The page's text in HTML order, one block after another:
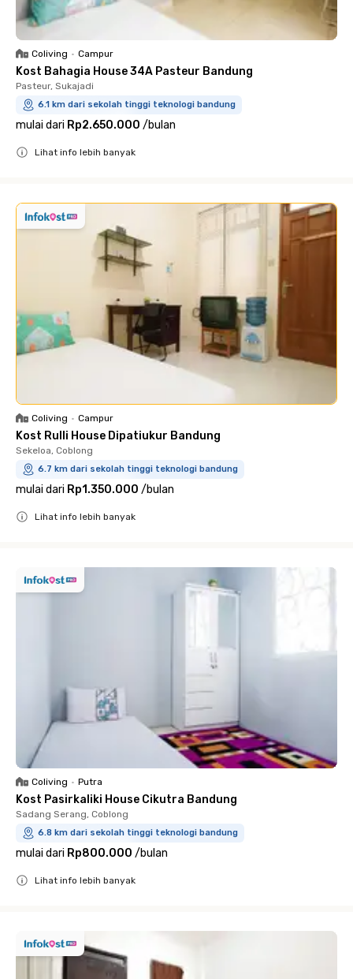
Coliving • Campur
Kost Bahagia House 34A Pasteur Bandung
Pasteur, Sukajadi
6.1 km dari sekolah tinggi teknologi bandung
mulai dari Rp2.650.000 /bulan
Lihat info lebih banyak
Coliving • Campur
Kost Rulli House Dipatiukur Bandung
Sekeloa, Coblong
6.7 km dari sekolah tinggi teknologi bandung
mulai dari Rp1.350.000 /bulan
Lihat info lebih banyak
Coliving • Putra
Kost Pasirkaliki House Cikutra Bandung
Sadang Serang, Coblong
6.8 km dari sekolah tinggi teknologi bandung
mulai dari Rp800.000 /bulan
Lihat info lebih banyak